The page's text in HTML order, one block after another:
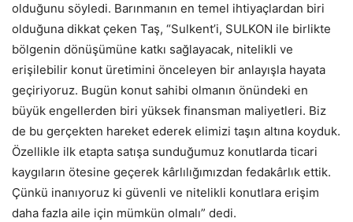
olduğunu söyledi. Barınmanın en temel ihtiyaçlardan biri
olduğuna dikkat çeken Taş, “Sulkent’i, SULKON ile birlikte
bölgenin dönüşümüne katkı sağlayacak, nitelikli ve
erişilebilir konut üretimini önceleyen bir anlayışla hayata
geçiriyoruz. Bugün konut sahibi olmanın önündeki en
büyük engellerden biri yüksek finansman maliyetleri. Biz
de bu gerçekten hareket ederek elimizi taşın altına koyduk.
Özellikle ilk etapta satışa sunduğumuz konutlarda ticari
kaygıların ötesine geçerek kârlılığımızdan fedakârlık ettik.
Çünkü inanıyoruz ki güvenli ve nitelikli konutlara erişim
daha fazla aile için mümkün olmalı” dedi.